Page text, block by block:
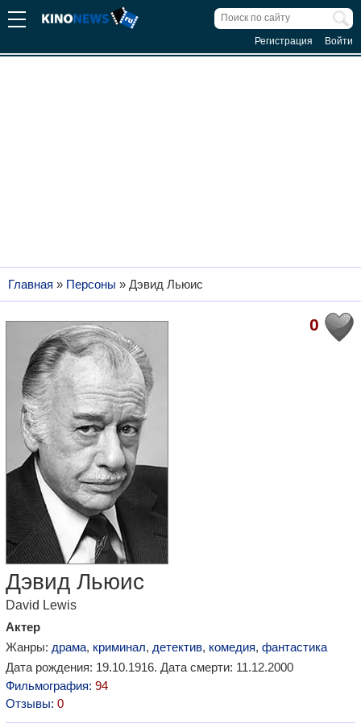
Регистрация Войти
Главная » Персоны » Дэвид Льюис
0
Дэвид Льюис
David Lewis
Актер
Жанры: драма, криминал, детектив, комедия, фантастика
Дата рождения: 19.10.1916. Дата смерти: 11.12.2000
Фильмография: 94
Отзывы: 0